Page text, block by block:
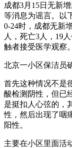
成都3月15日无新
等消息为谣言。以
0-24时，成都无新
人，死亡3人，19
触者接受医学观察。
北京一小区保洁员
首先这种情况不是
酸检测阴性，但已
是挺扣人心弦的，
性，然后出现了咽
阳性。
主要在小区里面活